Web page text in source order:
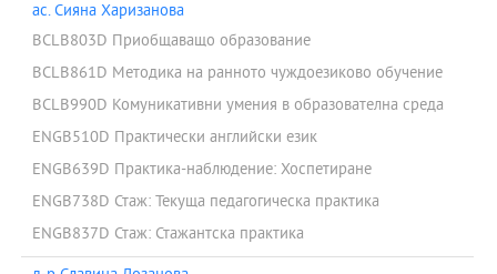
ас. Сияна Харизанова
BCLB803D Приобщаващо образование
BCLB861D Методика на ранното чуждоезиково обучение
BCLB990D Комуникативни умения в образователна среда
ENGB510D Практически английски език
ENGB639D Практика-наблюдение: Хоспетиране
ENGB738D Стаж: Текуща педагогическа практика
ENGB837D Стаж: Стажантска практика